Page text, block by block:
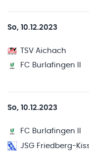
So, 10.12.2023
TSV Aichach
FC Burlafingen II
So, 10.12.2023
FC Burlafingen II
JSG Friedberg-